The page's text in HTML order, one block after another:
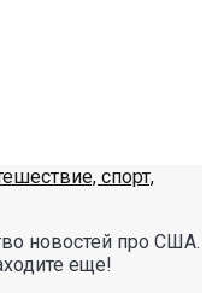
новостей про США.
еще!